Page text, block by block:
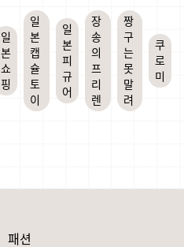
일
본
쇼
핑
일
본
캡
슐
토
이
일
본
피
규
어
장
송
의
프
리
렌
짱
구
는
못
말
려
쿠
로
미
패션